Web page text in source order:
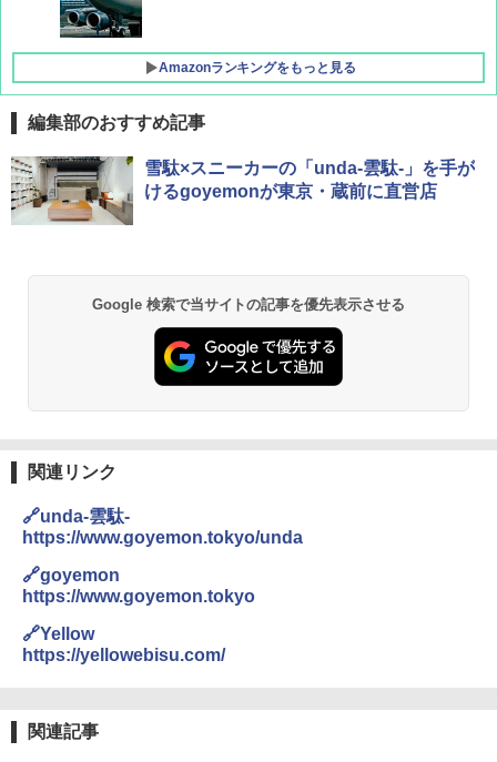
Amazonランキングをもっと見る
D40 地球の歩き方 チェンマイ タイ北部の魅
力的な町 2026～2027 地球の歩き方D アジア
A09 地球の歩き方 イタリア 2026～2027 地
球の歩き方A ヨーロッパ
￥2,479
ァキア 2026～2027 地球の歩き方A ヨーロッ
￥2,277
[キャンパーズコレクション 山善] ポップアッ
プテント 傘みたいに広げて畳める パッとサ
ッとサンシェード キューブ フルクローズ メ
￥6,831
PYKES PEAK (パイクスピーク) 着替えテン
ト プライバシー テント 【中が透けない】 1
人用 折りたたみ 防災グッズ 災害用トイレ ビ
易 トイレテント (ブラック)
テント ワンタッチ RENEW 幅200 2-3人用 43
￥5,999
[キャンパーズコレクション 山善] 傘みたいに
BUNDOK(バンドック)ソロ ドーム 1 EX BDK
-08EX カーキ ソロキャンプ ポリエステル フ
レーム テント
GRANDOOR ステンレス保冷剤 2個セット 2
コンパクト 保冷力長持ち
￥6,459
熊撃退スプレー 熊よけスプレー 熊スプレー
秒）射程5～10m 安全ロック搭載 携帯収納袋
編集部のおすすめ記事
雪駄×スニーカーの「unda-雲駄-」を手が
けるgoyemonが東京・蔵前に直営店
Google 検索で当サイトの記事を優先表示させる
関連リンク
🔗unda-雲駄-
https://www.goyemon.tokyo/unda
🔗goyemon
https://www.goyemon.tokyo
🔗Yellow
https://yellowebisu.com/
関連記事